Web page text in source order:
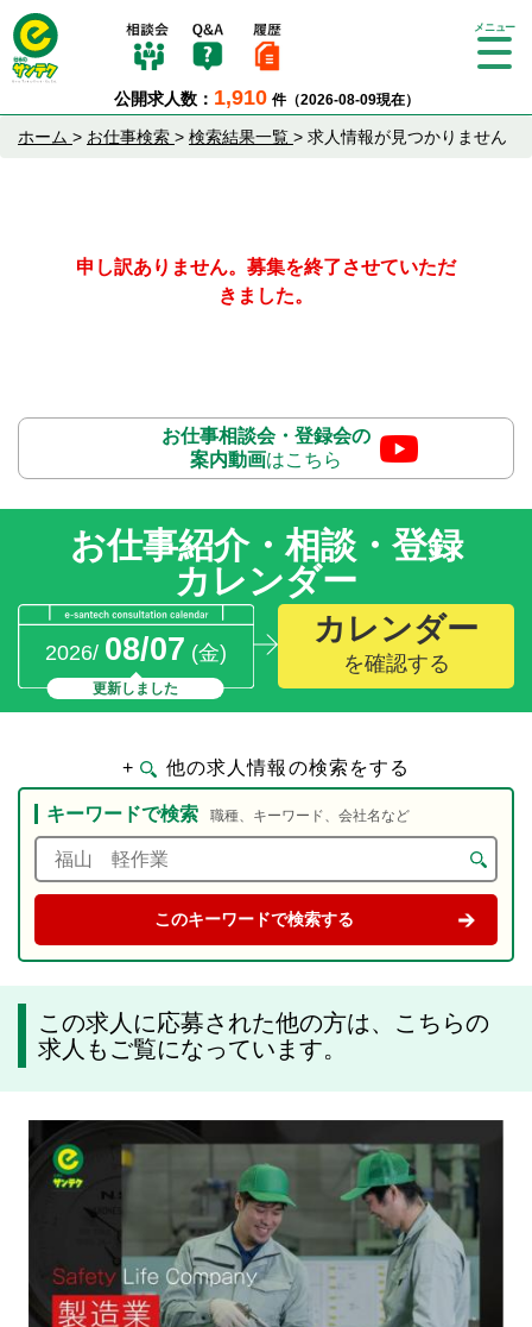
公開求人数： 1,910 件（2026-08-09現在）
Tog
ion
ホーム > お仕事検索 > 検索結果一覧 > 求人情報が見つかりません
申し訳ありません。募集を終了させていただ
きました。
お仕事相談会・登録会の
案内動画はこちら
お仕事紹介・相談・登録
カレンダー
2026/ 08/07 (金)
更新しました
カレンダー
を確認する
+ 他の求人情報の検索をする
キーワードで検索 職種、キーワード、会社名など
この求人に応募された他の方は、こちらの
求人もご覧になっています。